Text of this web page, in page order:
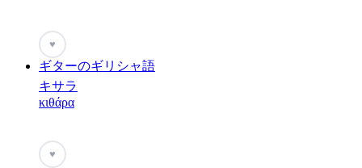
♥
ギターのギリシャ語
キサラ
κιθάρα
♥